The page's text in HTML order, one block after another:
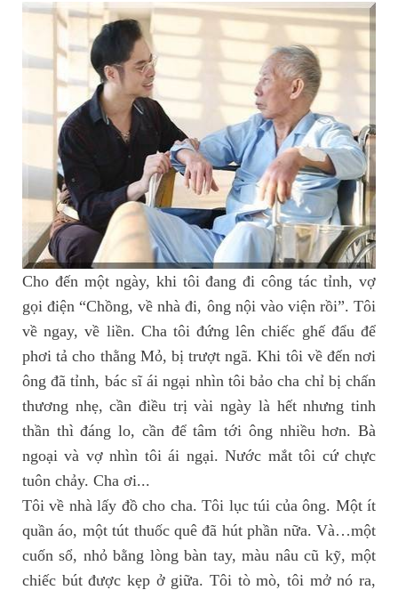
Cho đến một ngày, khi tôi đang đi công tác tỉnh, vợ
gọi điện “Chồng, về nhà đi, ông nội vào viện rồi”. Tôi
về ngay, về liền. Cha tôi đứng lên chiếc ghế đẩu để
phơi tả cho thằng Mỏ, bị trượt ngã. Khi tôi về đến nơi
ông đã tỉnh, bác sĩ ái ngại nhìn tôi bảo cha chỉ bị chấn
thương nhẹ, cần điều trị vài ngày là hết nhưng tinh
thần thì đáng lo, cần để tâm tới ông nhiều hơn. Bà
ngoại và vợ nhìn tôi ái ngại. Nước mắt tôi cứ chực
tuôn chảy. Cha ơi...
Tôi về nhà lấy đồ cho cha. Tôi lục túi của ông. Một ít
quần áo, một tút thuốc quê đã hút phần nữa. Và…một
cuốn sổ, nhỏ bằng lòng bàn tay, màu nâu cũ kỹ, một
chiếc bút được kẹp ở giữa. Tôi tò mò, tôi mở nó ra,